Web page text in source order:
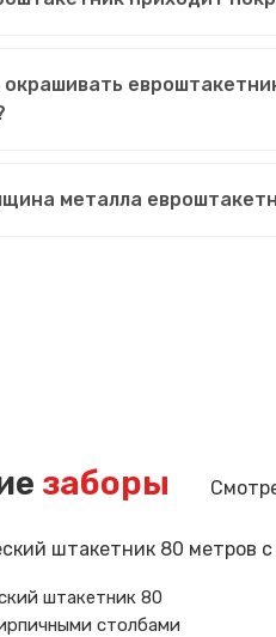
металла
заборы
штакетник 80
столбами